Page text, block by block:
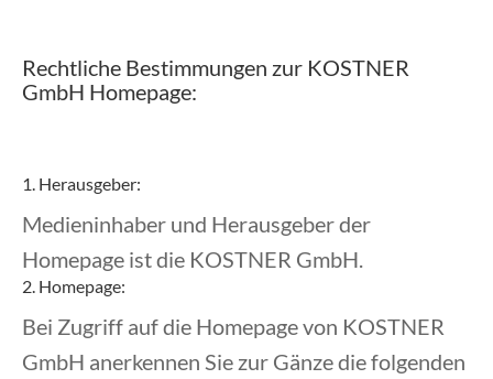
Rechtliche Bestimmungen zur KOSTNER
GmbH Homepage:
1. Herausgeber:
Medieninhaber und Herausgeber der
Homepage ist die KOSTNER GmbH.
2. Homepage:
Bei Zugriff auf die Homepage von KOSTNER
GmbH anerkennen Sie zur Gänze die folgenden